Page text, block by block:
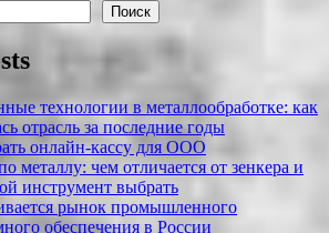
Поиск
технологии в металлообработке: как
отрасль за последние годы
онлайн-кассу для ООО
металлу: чем отличается от зенкера и
инструмент выбрать
рынок промышленного
обеспечения в России